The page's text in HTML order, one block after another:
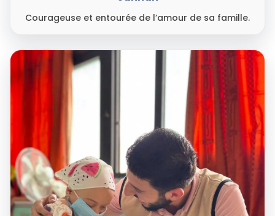
Courageuse et entourée de l’amour de sa famille.